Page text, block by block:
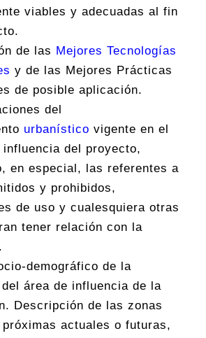
viables y adecuadas al fin
de las Mejores Tecnologías
y de las Mejores Prácticas
de posible aplicación.
del
urbanístico vigente en el
influencia del proyecto,
en especial, las referentes a
y prohibidos,
de uso y cualesquiera otras
tener relación con la
demográfico de la
área de influencia de la
Descripción de las zonas
próximas actuales o futuras,